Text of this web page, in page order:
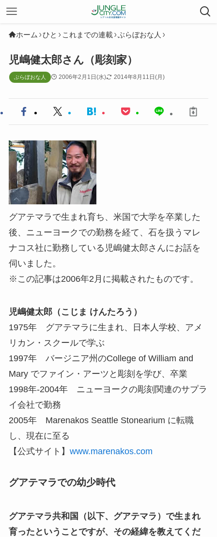
ホーム ひと これまでの連載 ぶらぼおな人
児嶋健太郎さん（彫刻家）
ぶらぼおな人 2006年2月1日(水) 2014年8月11日(月)
グアテマラで生まれ育ち、米国で大学を卒業した
後、ニューヨークでの勤務を経て、石を扱うマレ
ナコス社に勤務している児嶋健太郎さんにお話を
伺いました。
※この記事は2006年2月に掲載されたものです。
児嶋健太郎（こじま けんたろう）
1975年 グアテマラに生まれ、日本人学校、アメ
リカン・スクールで学ぶ
1997年 バージニア州のCollege of William and
Mary でファイン・アーツと彫刻を学び、卒業
1998年-2004年 ニューヨークの彫刻関連のサプラ
イ会社で勤務
2005年 Marenakos Seattle Stonearium に転職
し、現在に至る
【公式サイト】 www.marenakos.com
グアテマラでの幼少時代
グアテマラ共和国（以下、グアテマラ）で生まれ
育ったということですが、その経緯を教えてくだ